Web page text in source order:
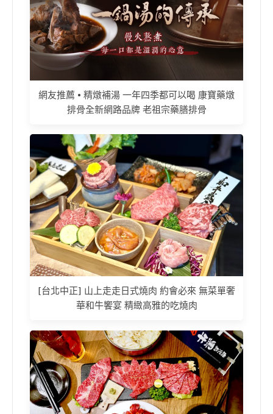
網友推薦 • 精燉補湯 一年四季都可以喝 康寶藥燉
排骨全新網路品牌 老祖宗藥膳排骨
[台北中正] 山上走走日式燒肉 約會必來 無菜單奢
華和牛饗宴 精緻高雅的吃燒肉